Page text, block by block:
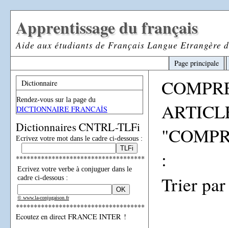
Apprentissage du français
Aide aux étudiants de Français Langue Etrangère
Page principale
Dictionnaire
Rendez-vous sur la page du
DICTIONNAIRE FRANCAİS
Dictionnaires CNTRL-TLFi
Ecrivez votre mot dans le cadre ci-dessous :
************************************
Ecrivez votre verbe à conjuguer dans le
cadre ci-dessous :
© www.la-conjugaison.fr
************************************
Ecoutez en direct FRANCE INTER !
:
Trier